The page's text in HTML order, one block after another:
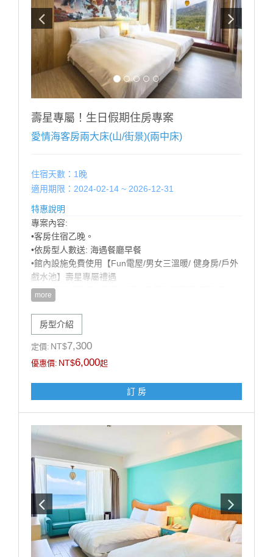
■每房每晚加人加價:【加人加價說明】 (加價含:早餐設
施無加床)
■未滿 4 歲；不佔床免費招待至多2位
■滿 4 歲 ∼ 未滿 12 歲；每位每晚加收 $500。
■12歲以上；每位每晚加收 $1000。
※ 增加床墊帳篷（2選1）含寢具（須依現場房況）每個
每晚加收$500。
※ 如超出房型住宿人數，請提前告知，並依現場規定加
收加人費用。
100CM以下 酌收清潔費$50 嬰幼兒：80cm以下免費
壽星專屬！生日假期住房專案
愛情海客房兩大床(山/街景)(兩中床)
住宿天數：1晚
適用期限：2024-02-14 ~ 2026-12-31
特惠說明
專案內容:
•客房住宿乙晚。
•依房型人數送: 海遇餐廳早餐
•館內設施免費使用【Fun電屋/男女三溫暖/ 健身房/戶外
戲水池】壽星專屬禮遇
•預定房型『愛情海客房』享有升等海景客房優惠 (需依
當日房況，官網山/海景同價，數量有限，先訂先贏!)
•歡樂生日佈置（英文字母+造型氣球+造型佈置），可備
註佈置風格偏兒童或成人，以飯店實際佈置為主）
【加價購優惠】: 甩尾車車票 買1送1 (戶外空間，需視天
候開放)
注意事項:
1.此專案限當月壽星方得使用，需於辦理入住時出示有
效證件，以國曆生日為認定標準，如無當月壽星入住則
依現場價補足佈置差額$1200元。
2.本案需至少提早5天前訂房，符合優惠之壽星每日限訂
1房，恕不得與其他優惠同時合併使用。
3.飯店保留取消與修改專案內容之權利。
------------------------------------------------
■每房每晚加人加價:【加人加價說明】 (加價含:早餐設
施無加床)
■未滿 4 歲；不佔床免費招待至多2位
■滿 4 歲 ∼ 未滿 12 歲；每位每晚加收 $500。
■12歲以上；每位每晚加收 $1000。
more
房型介紹
定價: NT$7,300
優惠價: NT$6,000起
訂 房